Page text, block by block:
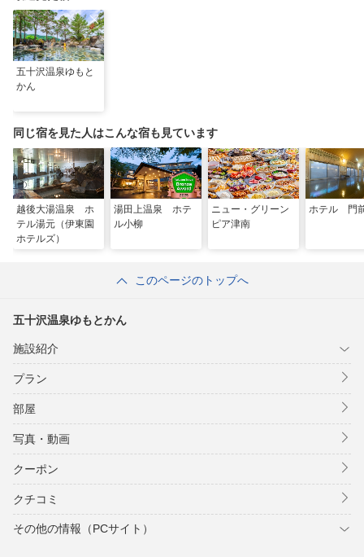
五十沢温泉ゆもと
かん
同じ宿を見た人はこんな宿も見ています
越後大湯温泉 ホ
テル湯元（伊東園
ホテルズ）
湯田上温泉 ホテ
ル小柳
ニュー・グリーン
ピア津南
ホテル 門
このページのトップへ
五十沢温泉ゆもとかん
施設紹介
プラン
部屋
写真・動画
クーポン
クチコミ
その他の情報（PCサイト）